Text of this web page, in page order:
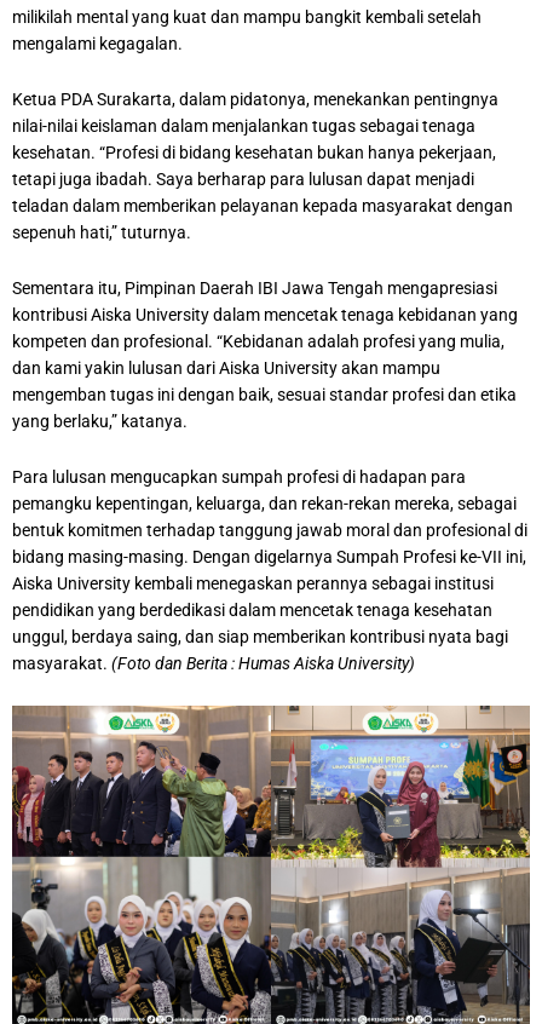
milikilah mental yang kuat dan mampu bangkit kembali setelah
mengalami kegagalan.
Ketua PDA Surakarta, dalam pidatonya, menekankan pentingnya
nilai-nilai keislaman dalam menjalankan tugas sebagai tenaga
kesehatan. “Profesi di bidang kesehatan bukan hanya pekerjaan,
tetapi juga ibadah. Saya berharap para lulusan dapat menjadi
teladan dalam memberikan pelayanan kepada masyarakat dengan
sepenuh hati,” tuturnya.
Sementara itu, Pimpinan Daerah IBI Jawa Tengah mengapresiasi
kontribusi Aiska University dalam mencetak tenaga kebidanan yang
kompeten dan profesional. “Kebidanan adalah profesi yang mulia,
dan kami yakin lulusan dari Aiska University akan mampu
mengemban tugas ini dengan baik, sesuai standar profesi dan etika
yang berlaku,” katanya.
Para lulusan mengucapkan sumpah profesi di hadapan para
pemangku kepentingan, keluarga, dan rekan-rekan mereka, sebagai
bentuk komitmen terhadap tanggung jawab moral dan profesional di
bidang masing-masing. Dengan digelarnya Sumpah Profesi ke-VII ini,
Aiska University kembali menegaskan perannya sebagai institusi
pendidikan yang berdedikasi dalam mencetak tenaga kesehatan
unggul, berdaya saing, dan siap memberikan kontribusi nyata bagi
masyarakat. (Foto dan Berita : Humas Aiska University)